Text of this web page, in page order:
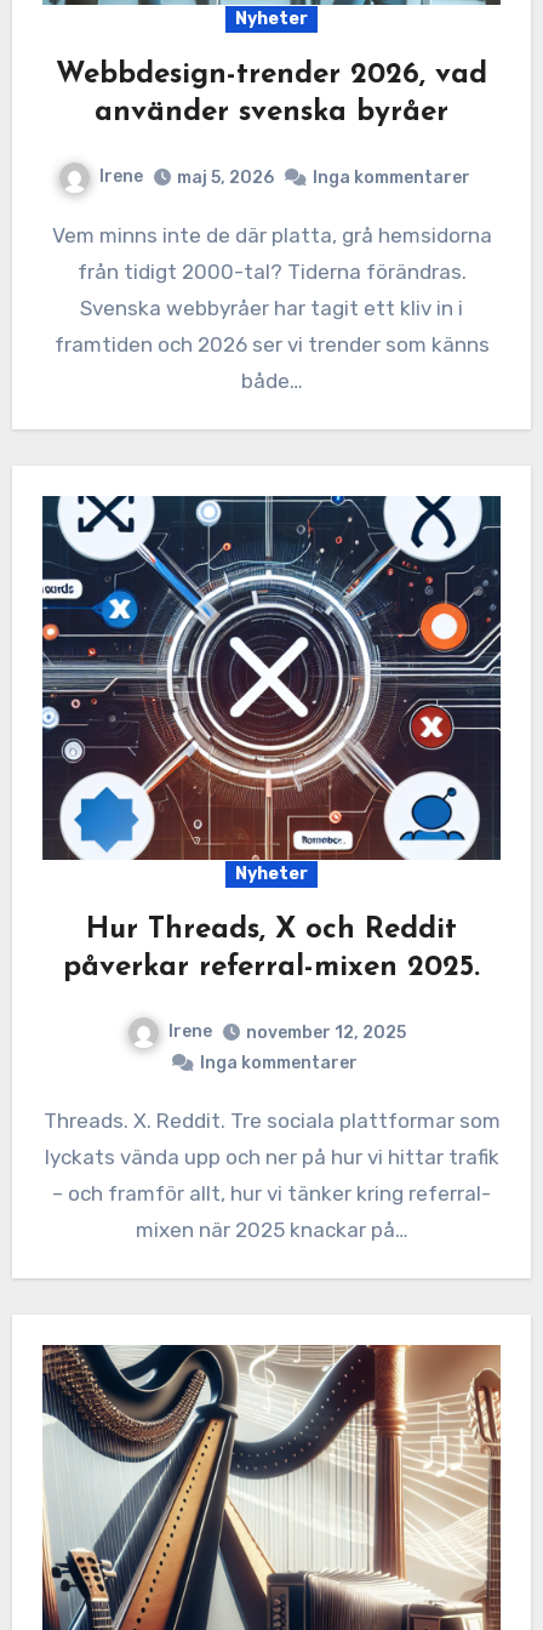
Nyheter
Webbdesign-trender 2026, vad
använder svenska byråer
Irene maj 5, 2026 Inga kommentarer
Vem minns inte de där platta, grå hemsidorna
från tidigt 2000-tal? Tiderna förändras.
Svenska webbyråer har tagit ett kliv in i
framtiden och 2026 ser vi trender som känns
både…
Nyheter
Hur Threads, X och Reddit
påverkar referral-mixen 2025.
Irene
november 12, 2025
Inga kommentarer
Threads. X. Reddit. Tre sociala plattformar som
lyckats vända upp och ner på hur vi hittar trafik
– och framför allt, hur vi tänker kring referral-
mixen när 2025 knackar på…